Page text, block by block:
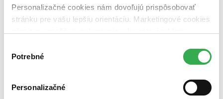
Personalizačné cookies nám dovoľujú prispôsobovať
stránku pre vašu lepšiu orientáciu. Marketingové cookies
nám pomohlo, keby sme mohli používať všetky tieto
súhlasu
Potrebné
Personalizačné
čítaná (0 titulov)čítaná
čítaná - výborný stav (0 titulov)
čítaná - výborný stav
čítaná - mierne opotrebovaná (0 titulov)čítaná - mierne
opotrebovaná
vypredaných kníh
Zoradiť